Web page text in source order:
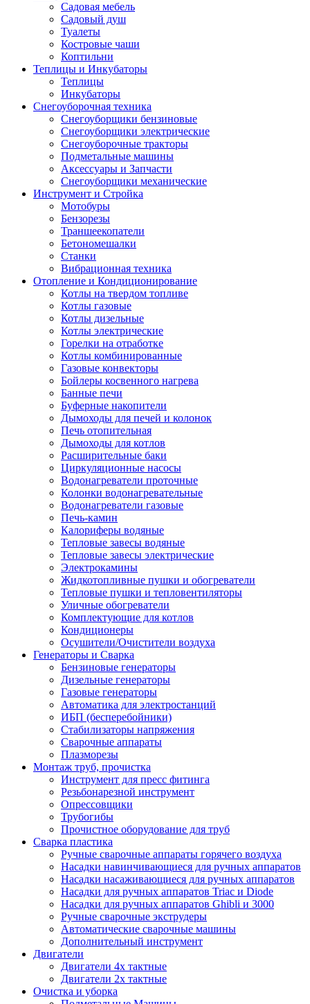
Садовая мебель
Садовый душ
Туалеты
Костровые чаши
Коптильни
Теплицы и Инкубаторы
Теплицы
Инкубаторы
Снегоуборочная техника
Снегоуборщики бензиновые
Снегоуборщики электрические
Снегоуборочные тракторы
Подметальные машины
Аксессуары и Запчасти
Снегоуборщики механические
Инструмент и Стройка
Мотобуры
Бензорезы
Траншеекопатели
Бетономешалки
Станки
Вибрационная техника
Отопление и Кондиционирование
Котлы на твердом топливе
Котлы газовые
Котлы дизельные
Котлы электрические
Горелки на отработке
Котлы комбинированные
Газовые конвекторы
Бойлеры косвенного нагрева
Банные печи
Буферные накопители
Дымоходы для печей и колонок
Печь отопительная
Дымоходы для котлов
Расширительные баки
Циркуляционные насосы
Водонагреватели проточные
Колонки водонагревательные
Водонагреватели газовые
Печь-камин
Калориферы водяные
Тепловые завесы водяные
Тепловые завесы электрические
Электрокамины
Жидкотопливные пушки и обогреватели
Тепловые пушки и тепловентиляторы
Уличные обогреватели
Комплектующие для котлов
Кондиционеры
Осушители/Очистители воздуха
Генераторы и Сварка
Бензиновые генераторы
Дизельные генераторы
Газовые генераторы
Автоматика для электростанций
ИБП (бесперебойники)
Стабилизаторы напряжения
Сварочные аппараты
Плазморезы
Монтаж труб, прочистка
Инструмент для пресс фитинга
Резьбонарезной инструмент
Опрессовщики
Трубогибы
Прочистное оборудование для труб
Сварка пластика
Ручные сварочные аппараты горячего воздуха
Насадки навинчивающиеся для ручных аппаратов
Насадки насаживающиеся для ручных аппаратов
Насадки для ручных аппаратов Triac и Diode
Насадки для ручных аппаратов Ghibli и 3000
Ручные сварочные экструдеры
Автоматические сварочные машины
Дополнительный инструмент
Двигатели
Двигатели 4х тактные
Двигатели 2х тактные
Очистка и уборка